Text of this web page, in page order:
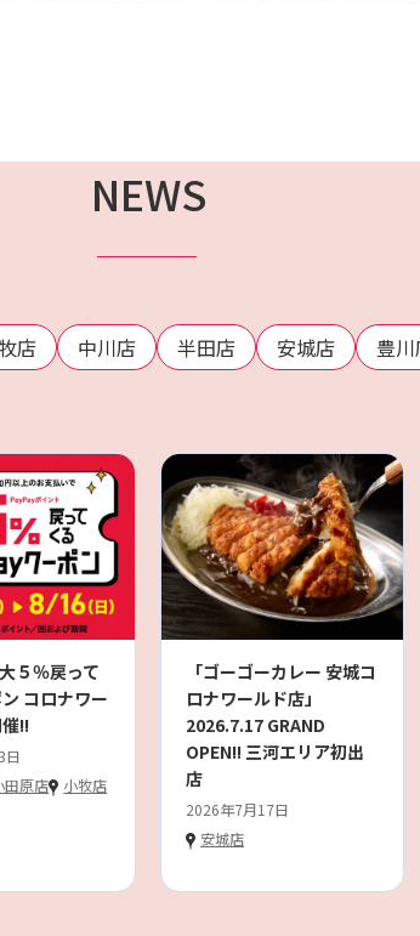
NEWS
店 中川店 半田店 安城店 豊
５％戻って
コロナワー
!!
日
田原店
小牧店
「ゴーゴーカレー 安城コ
ロナワールド店」
2026.7.17 GRAND
OPEN!! 三河エリア初出
店
2026年7月17日
安城店